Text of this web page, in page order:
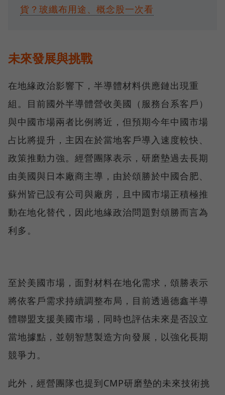
貨？玻纖布用途、概念股一次看
未來發展與挑戰
在地緣政治影響下，半導體材料供應鏈出現重
組。目前國外半導體營收美國（服務台系客戶）
與中國市場兩者比例將近，但預期今年中國市場
占比將提升，主因在於當地客戶導入速度較快、
政策推動力強。經營團隊表示，研磨墊過去長期
由美國與日本廠商主導，由於頌勝於中國合肥、
蘇州皆已設有公司與廠房，且中國市場正積極推
動在地化替代，因此地緣政治問題對頌勝而言為
利多。
至於美國市場，面對材料在地化需求，頌勝表示
將依客戶需求持續調整布局，目前透過德鑫半導
體聯盟支援美國市場，同時也評估未來是否設立
當地據點，並朝智慧製造方向發展，以強化長期
競爭力。
此外，經營團隊也提到CMP研磨墊的未來技術挑